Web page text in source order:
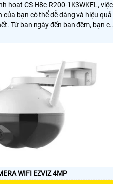
hoạt CS-H8c-R200-1K3WKFL, việc
của bạn có thể dễ dàng và hiệu quả
bạn có
góc nhìn rõ ràng và toàn diện của
vi của mình - cho dù đó là nhà
nghiệp của bạn - với hình ảnh
WIFI EZVIZ 4MP